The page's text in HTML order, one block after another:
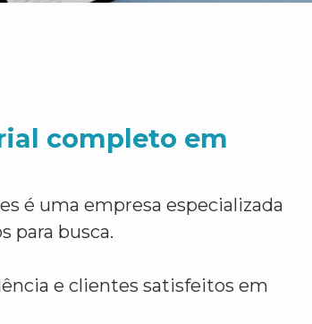
completo em
é uma empresa especializada
para busca.
e clientes satisfeitos em